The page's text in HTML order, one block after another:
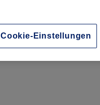
2 Std. 30 Min.Details
Cookie-Einstellungen